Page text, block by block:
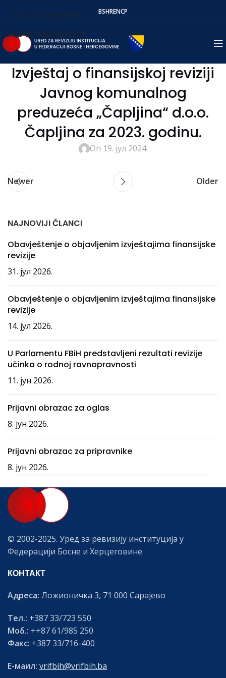
Skip to navigation
Skip to main content
BSHRENСР
Izvještaj o finansijskoj reviziji
Javnog komunalnog
preduzeća „Čapljina“ d.o.o.
Čapljina za 2023. godinu.
On 19. јул 2024.
Newer Older
NAJNOVIJI ČLANCI
Obavještenje o objavljenim izvještajima finansijske
revizije
31. јул 2026.
Obavještenje o objavljenim izvještajima finansijske
revizije
14. јул 2026.
U Parlamentu FBiH predstavljeni rezultati revizije
učinka o rodnoj ravnopravnosti
11. јун 2026.
Prijavni obrazac za oglas
8. јун 2026.
Prijavni obrazac za pripravnike
8. јун 2026.
© 2002-2025. Уред за ревизију институција у
Федерацији Босне и Херцеговине
КОНТАКТ
Адреса: Ложионичка 3, 71 000 Сарајево
Тел.: +387 33/723 550
Моб.: ++87 61/985 250
Факс: +387 33/716-400
Е-маил: vrifbih@vrifbih.ba